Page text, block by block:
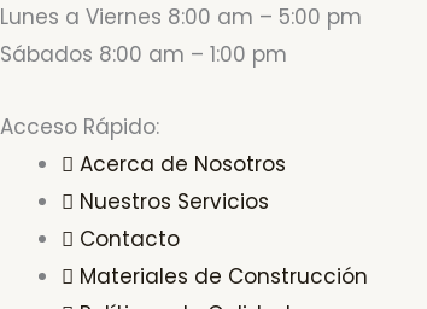
Lunes a Viernes 8:00 am – 5:00 pm
Sábados 8:00 am – 1:00 pm
Acceso Rápido:
Acerca de Nosotros
Nuestros Servicios
Contacto
Materiales de Construcción